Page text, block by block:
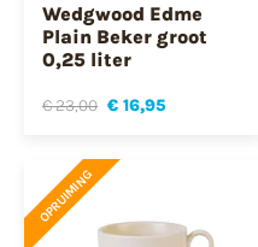
Wedgwood Edme
Plain Beker groot
0,25 liter
€ 23,00 € 16,95
OPRUIMING